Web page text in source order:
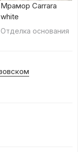
Мрамор Carrara
white
Отделка основания